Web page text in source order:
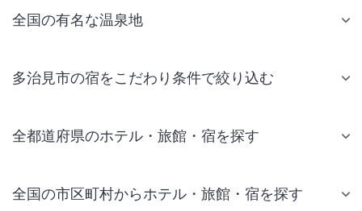
全国の有名な温泉地
多治見市の宿をこだわり条件で絞り込む
全都道府県のホテル・旅館・宿を探す
全国の市区町村からホテル・旅館・宿を探す